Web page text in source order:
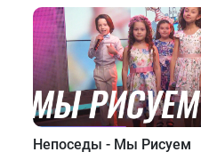
Непоседы - Мы Рисуем